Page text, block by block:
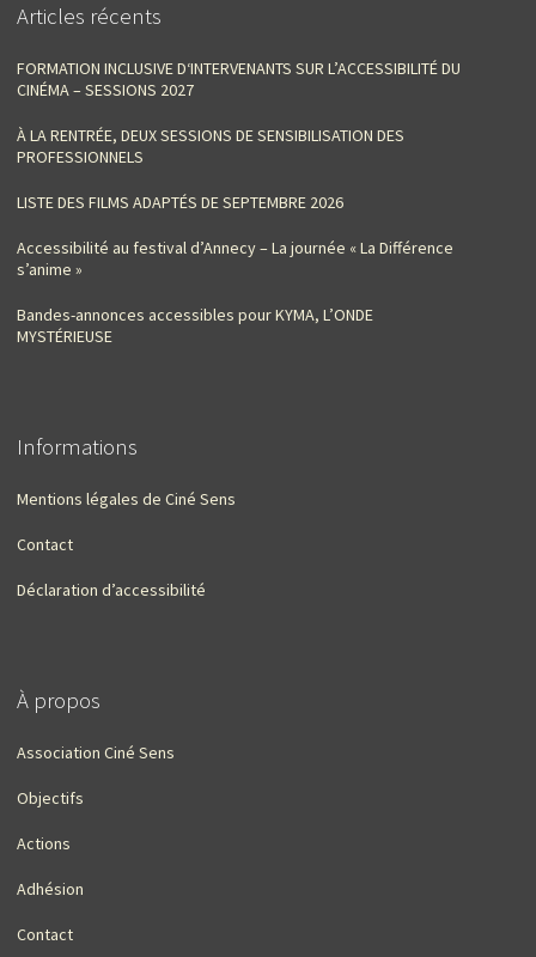
Articles récents
FORMATION INCLUSIVE D‘INTERVENANTS SUR L’ACCESSIBILITÉ DU
CINÉMA – SESSIONS 2027
À LA RENTRÉE, DEUX SESSIONS DE SENSIBILISATION DES
PROFESSIONNELS
LISTE DES FILMS ADAPTÉS DE SEPTEMBRE 2026
Accessibilité au festival d’Annecy – La journée « La Différence
s’anime »
Bandes-annonces accessibles pour KYMA, L’ONDE
MYSTÉRIEUSE
Informations
Mentions légales de Ciné Sens
Contact
Déclaration d’accessibilité
À propos
Association Ciné Sens
Objectifs
Actions
Adhésion
Contact